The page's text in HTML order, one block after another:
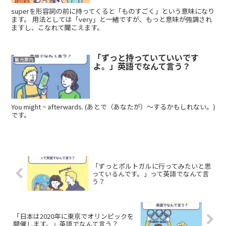
superを形容詞の前に持ってくると「ものすごく」という意味になり
ます。 用法としては「very」と一緒ですが、もっと意味が強調され
ますし、こなれて聞こえます。
観光案内 「ずっと持っていていいです
よ。」英語でなんて言う？
You might ~ afterwards. (あとで（あなたが）〜するかもしれない。)
です。
「ずっとポルトガルに行ってみたいと思
っているんです。」って英語でなんて言
う？
「日本は2020年に東京でオリンピックを
開催します。」英語でなんて言う？